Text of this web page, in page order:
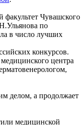
Чувашского
по
в число лучших
конкурсов.
центра
делом, а продолжает
медицинской